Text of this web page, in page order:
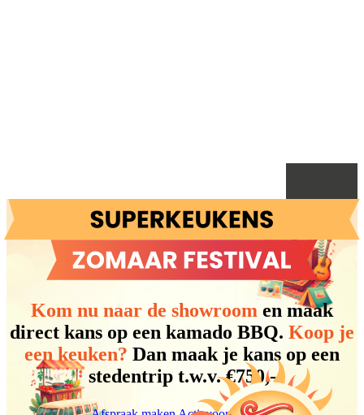
Kom nu naar de showroom en maak
direct kans op een kamado BBQ. Koop je
een keuken? Dan maak je kans op een
stedentrip t.w.v. €750,-